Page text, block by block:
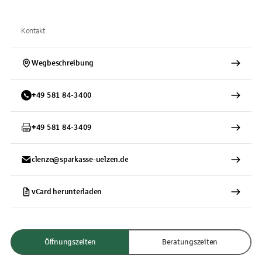
Kontakt
Wegbeschreibung
+49 581 84-3400
+49 581 84-3409
clenze@sparkasse-uelzen.de
vCard herunterladen
Öffnungszeiten Beratungszeiten